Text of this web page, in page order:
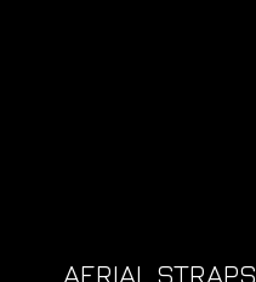
AERIAL STRAPS